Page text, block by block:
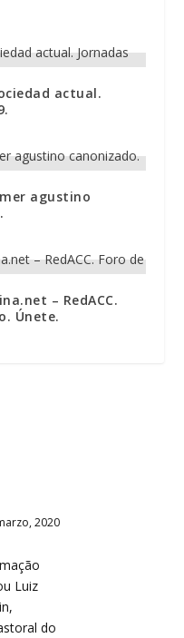
actual.
agustino
– RedACC.
Únete.
2020
Luiz
do